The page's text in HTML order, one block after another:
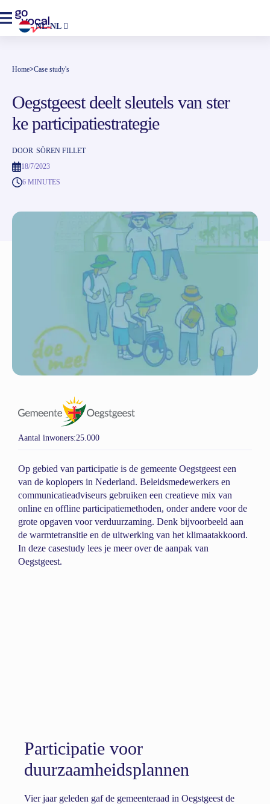
NL-NL
Home>Case study's
Oegstgeest deelt sleutels van ster
ke participatiestrategie
DOOR SÖREN FILLET
18/7/2023
6 MINUTES
Aantal inwoners:25.000
Op gebied van participatie is de gemeente Oegstgeest een
van de koplopers in Nederland. Beleidsmedewerkers en
communicatieadviseurs gebruiken een creatieve mix van
online en offline participatiemethoden, onder andere voor de
grote opgaven voor verduurzaming. Denk bijvoorbeeld aan
de warmtetransitie en de uitwerking van het klimaatakkoord.
In deze casestudy lees je meer over de aanpak van
Oegstgeest.
Participatie voor
duurzaamheidsplannen
Vier jaar geleden gaf de gemeenteraad in Oegstgeest de